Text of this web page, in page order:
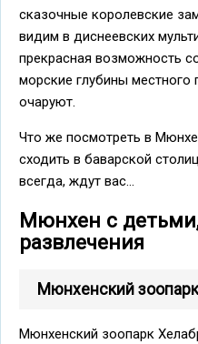
сказочные королевские
видим в диснеевских
прекрасная возможность
морские глубины местного
очаруют.
Что же посмотреть в
сходить в баварской
всегда, ждут вас...
Мюнхен с
развлечения
Мюнхенский
Мюнхенский зоопарк